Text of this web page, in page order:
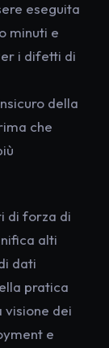
eseguita
minuti e
i difetti di
della
che
di forza di
alti
dati
pratica
visione dei
e